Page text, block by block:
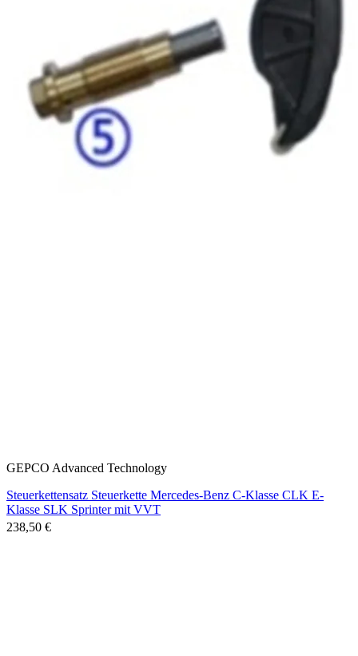
GEPCO Advanced Technology
Steuerkettensatz Steuerkette Mercedes-Benz C-Klasse CLK E-
Klasse SLK Sprinter mit VVT
238,50 €